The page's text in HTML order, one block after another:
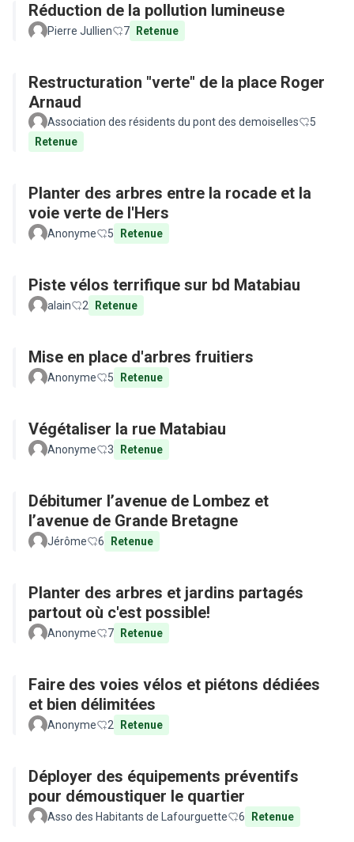
Réduction de la pollution lumineuse
Pierre Jullien 7 Retenue
Restructuration "verte" de la place Roger
Arnaud
Association des résidents du pont des demoiselles
5
Retenue
Planter des arbres entre la rocade et la
voie verte de l'Hers
Anonyme 5 Retenue
Piste vélos terrifique sur bd Matabiau
alain 2 Retenue
Mise en place d'arbres fruitiers
Anonyme 5 Retenue
Végétaliser la rue Matabiau
Anonyme 3 Retenue
Débitumer l’avenue de Lombez et
l’avenue de Grande Bretagne
Jérôme 6 Retenue
Planter des arbres et jardins partagés
partout où c'est possible!
Anonyme 7 Retenue
Faire des voies vélos et piétons dédiées
et bien délimitées
Anonyme 2 Retenue
Déployer des équipements préventifs
pour démoustiquer le quartier
Asso des Habitants de Lafourguette 6 Retenue